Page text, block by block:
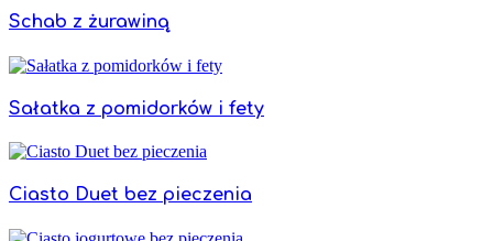
Schab z żurawiną
Sałatka z pomidorków i fety
Ciasto Duet bez pieczenia